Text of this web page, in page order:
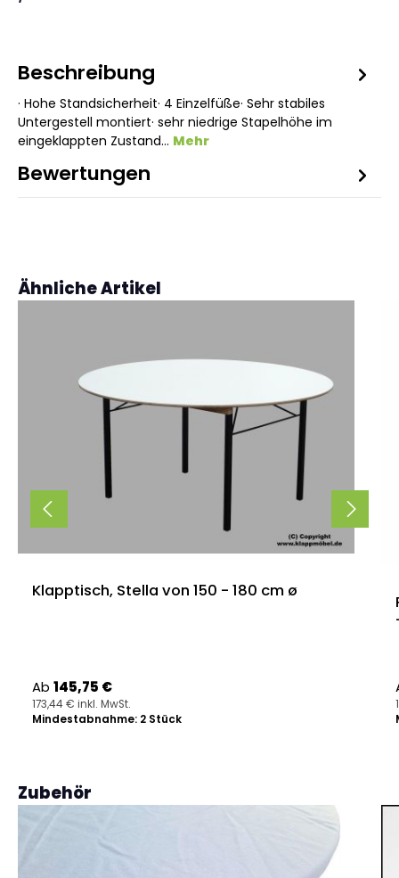
Beschreibung
· Hohe Standsicherheit· 4 Einzelfüße· Sehr stabiles
Untergestell montiert· sehr niedrige Stapelhöhe im
eingeklappten Zustand… Mehr
Bewertungen
Produktgalerie überspringen
Ähnliche Artikel
Klapptisch, Stella von 150 - 180 cm ø
Regulärer Preis:
Ab 145,75 €
173,44 € inkl. MwSt.
Mindestabnahme: 2 Stück
Produktgalerie überspringen
Zubehör